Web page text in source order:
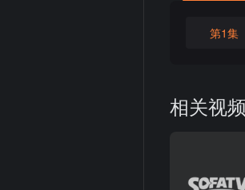
第1集
相关视频